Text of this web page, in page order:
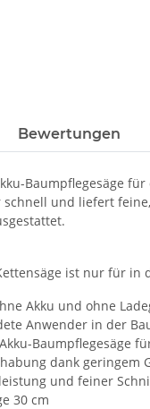
Bewertungen
Baumpflegesäge
schnell und liefert
ist nur für in
Akku und ohne
Anwender in der
Baumpflegesäge
dank geringem
und feiner
30 cm